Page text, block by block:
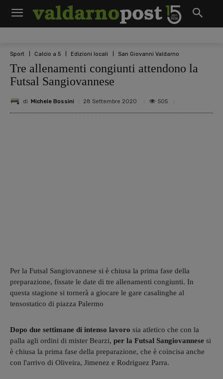
Sport Calcio a 5 Edizioni locali San Giovanni Valdarno
Tre allenamenti congiunti attendono la
Futsal Sangiovannese
di Michele Bossini 28 Settembre 2020 505
Per la Futsal Sangiovannese si è chiusa la prima fase della
preparazione, fissate le date di tre allenamenti congiunti. In
questa stagione si tornerà a giocare le gare casalinghe al
tensostatico di piazza Palermo
Dopo due settimane di intenso lavoro sia atletico che con la
palla agli ordini di mister Bearzi, per la Futsal Sangiovannese si
è chiusa la prima fase della preparazione, che è coincisa anche
con l'arrivo di Oliveira, Jimenez e Rodriguez Parra.